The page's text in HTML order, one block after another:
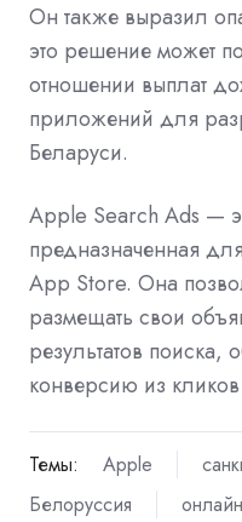
Он также выразил
это решение может
отношении выплат
приложений для
Беларуси.
Apple Search Ads —
предназначенная
App Store. Она
размещать свои
результатов поиска,
конверсию из кликов
Темы: Apple
Белоруссия